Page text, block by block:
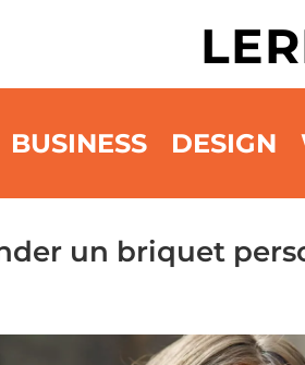
BUSINESS DESIGN
un briquet